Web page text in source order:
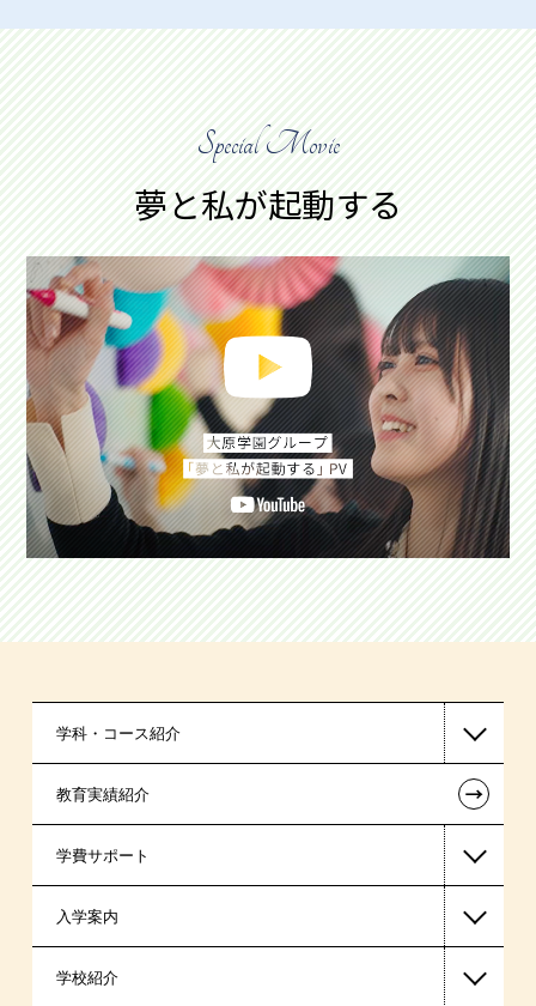
Special Movie
夢と私が起動する
学科・コース紹介
救急救命士系
公認会計士・税理士系
ビジネス系
東京経営大学 学士取得コース
教育実績紹介 ←
学費サポート
高等教育の修学支援新制度
日本学生支援機構の奨学金
入学案内
一般入学
学校紹介